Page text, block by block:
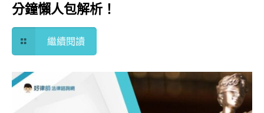
分鐘懶人包解析！
繼續閱讀